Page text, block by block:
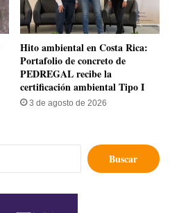
Hito ambiental en Costa Rica:
Portafolio de concreto de
PEDREGAL recibe la
certificación ambiental Tipo I
3 de agosto de 2026
Buscar: